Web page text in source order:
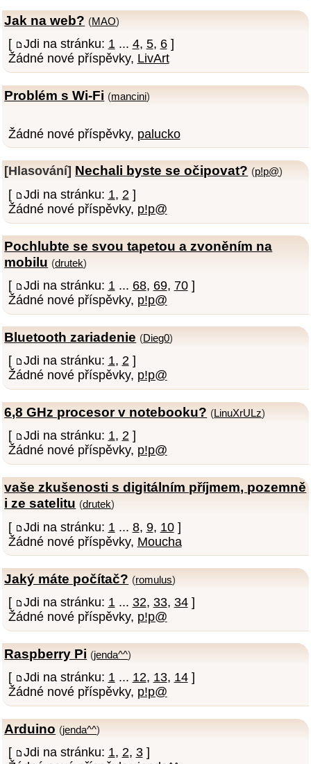
Jak na web? (MAO)
[ Jdi na stránku: 1... 4, 5, 6]
Žádné nové příspěvky, LivArt
Problém s Wi-Fi (mancini)
Žádné nové příspěvky, palucko
[Hlasování] Nechali byste se očipovat? (p!p@)
[ Jdi na stránku: 1, 2 ]
Žádné nové příspěvky, p!p@
Pochlubte se svou tapetou a zvoněním na
mobilu (drutek)
[ Jdi na stránku: 1... 68, 69, 70]
Žádné nové příspěvky, p!p@
Bluetooth zariadenie (Dieg0)
[ Jdi na stránku: 1, 2]
Žádné nové příspěvky, p!p@
6,8 GHz procesor v notebooku? (LinuXrULz)
[ Jdi na stránku: 1, 2]
Žádné nové příspěvky, p!p@
vaše zkušenosti s digitálním příjmem, pozemně
i ze satelitu (drutek)
[ Jdi na stránku: 1 ... 8, 9, 10]
Žádné nové příspěvky, Moucha
Jaký máte počítač? (romulus)
[ Jdi na stránku: 1 ... 32, 33, 34]
Žádné nové příspěvky, p!p@
Raspberry Pi (jenda^^)
[ Jdi na stránku: 1... 12, 13, 14]
Žádné nové příspěvky, p!p@
Arduino (jenda^^)
[ Jdi na stránku: 1, 2, 3]